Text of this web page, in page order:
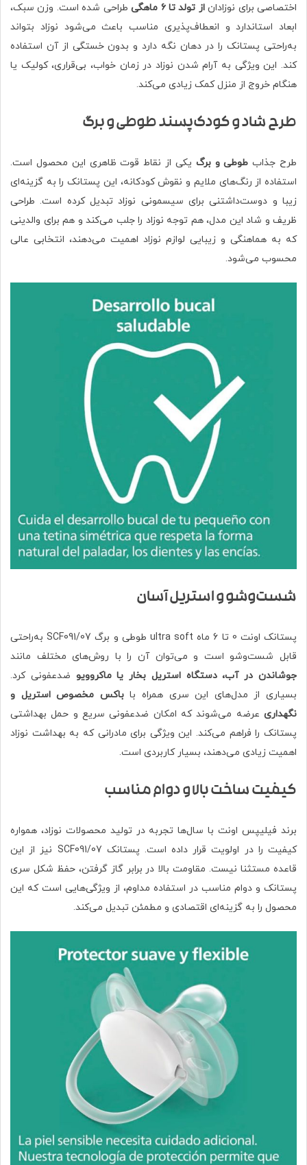
اختصاصی برای نوزاداناز تولد تا ۶ ماهگی
طراحی شده است. وزن سبک،
ابعاد استاندارد و انعطاف‌پذیری مناسب باعث می‌شود نوزاد بتواند
به‌راحتی پستانک را در دهان نگه دارد و بدون خستگی از آن استفاده
کند. این ویژگی به آرام شدن نوزاد در زمان خواب، بی‌قراری، کولیک یا
هنگام خروج از منزل کمک زیادی می‌کند.
طرح شاد و کودک‌پسند طوطی و برگ
طرح جذاب طوطی و برگ یکی از نقاط قوت ظاهری این محصول است.
استفاده از رنگ‌های ملایم و نقوش کودکانه، این پستانک را به گزینه‌ای
زیبا و دوست‌داشتنی برای سیسمونی نوزاد تبدیل کرده است. طراحی
ظریف و شاد این مدل، هم توجه نوزاد را جلب می‌کند و هم برای والدینی
که به هماهنگی و زیبایی لوازم نوزاد اهمیت می‌دهند، انتخابی عالی
محسوب می‌شود.
شست‌وشو و استریل آسان
پستانک اونت 0 تا 6 ماه ultra soft طوطی و برگ SCF091/07 به‌راحتی
قابل شست‌وشو است و می‌توان آن را با روش‌های مختلف مانند
جوشاندن در آب، دستگاه استریل بخار یا ماکروویو ضدعفونی کرد.
بسیاری از مدل‌های این سری همراه باباکس مخصوص استریل و
نگهداری عرضه می‌شوند که امکان ضدعفونی سریع و حمل بهداشتی
پستانک را فراهم می‌کند. این ویژگی برای مادرانی که به بهداشت نوزاد
اهمیت زیادی می‌دهند، بسیار کاربردی است.
کیفیت ساخت بالا و دوام مناسب
برند فیلیپس اونت با سال‌ها تجربه در تولید محصولات نوزاد، همواره
کیفیت را در اولویت قرار داده است. پستانک SCF091/07 نیز از این
قاعده مستثنا نیست. مقاومت بالا در برابر گاز گرفتن، حفظ شکل سری
پستانک و دوام مناسب در استفاده مداوم، از ویژگی‌هایی است که این
محصول را به گزینه‌ای اقتصادی و مطمئن تبدیل می‌کند.